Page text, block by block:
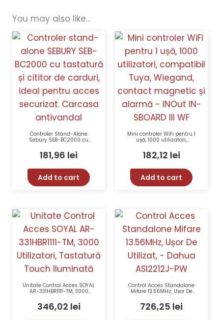
You may also like…
Controler Stand-Alone
Sebury SEB-BC2000 cu
Carcasă Antivandal, 1000
Utilizatori
181,96 lei
Add to cart
Mini controler WiFi pentru 1
ușă, 1000 utilizatori,
contact magnetic și alarmă
– INOut IN-SBOARD III WF
182,12 lei
Add to cart
Unitate Control Acces SOYAL
AR-331HBR1111-TM, 3000
Iluminată
346,02 lei
Control Acces Standalone
Mifare 13.56MHz, Ușor De
Utilizat, – Dahua ASI2212J-
PW
726,25 lei